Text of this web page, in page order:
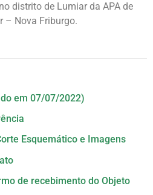
distrito de Lumiar da APA de
– Nova Friburgo.
em 07/07/2022)
Esquemático e Imagens
de recebimento do Objeto